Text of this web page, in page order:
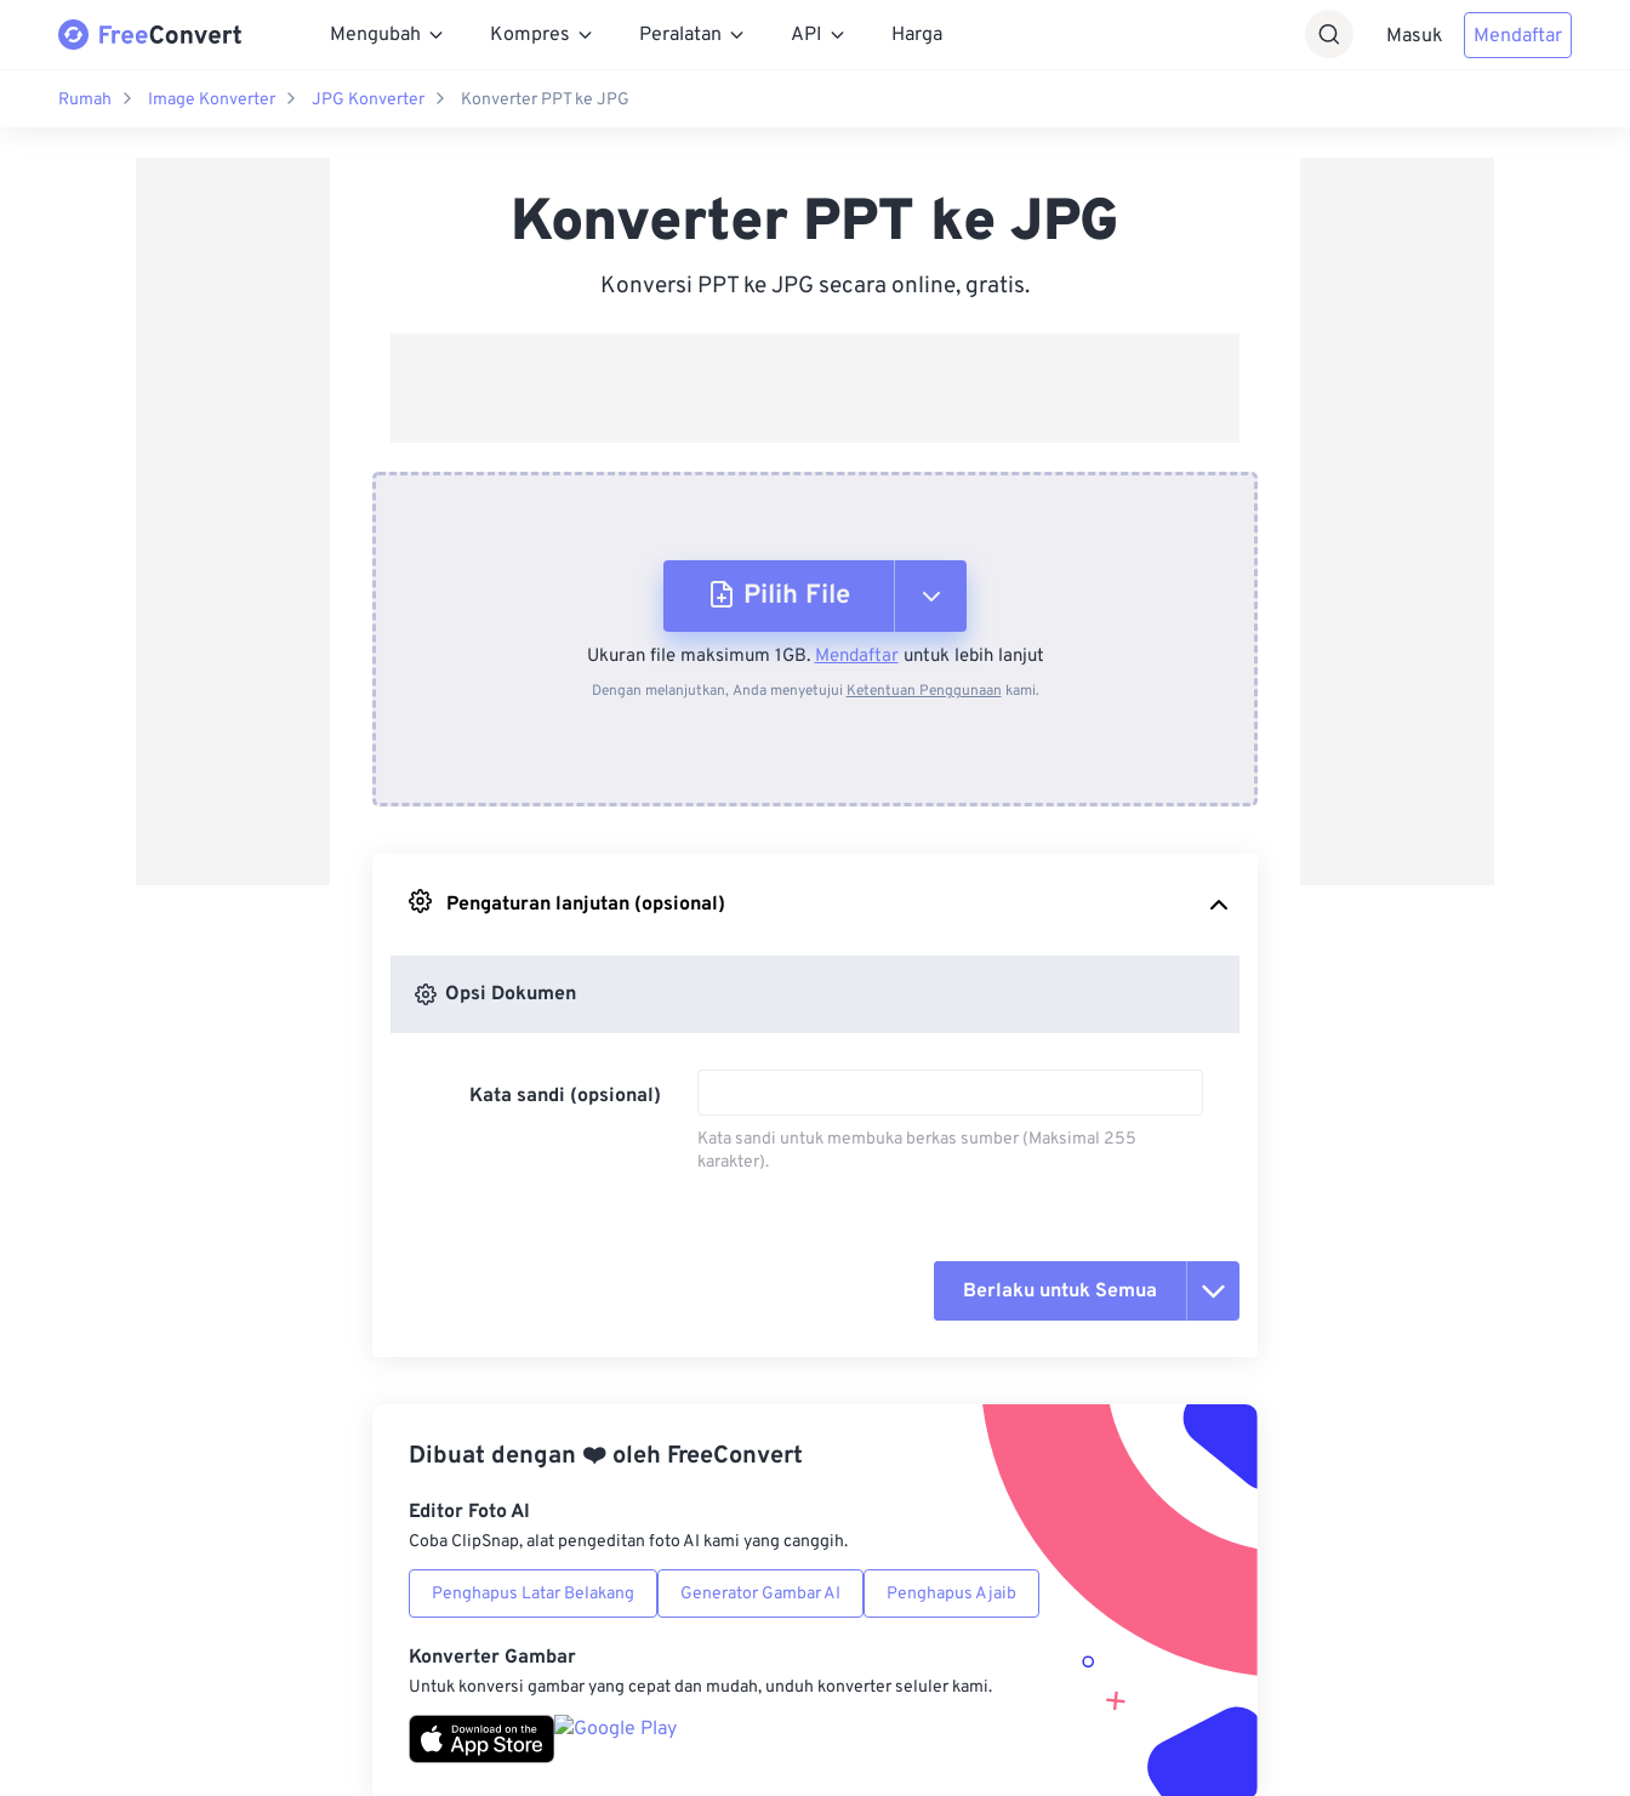
Mengubah Kompres Peralatan API Harga Masuk Mendaftar
Rumah Image Konverter JPG Konverter Konverter PPT ke JPG
Konverter PPT ke JPG
Konversi PPT ke JPG secara online, gratis.
Pilih File
Dari Perangkat
Ukuran file maksimum 1GB.Mendaftaruntuk lebih lanjut
Dengan melanjutkan, Anda menyetujui Ketentuan Penggunaan kami.
Pengaturan lanjutan (opsional)
Opsi Dokumen
Kata sandi (opsional)
Kata sandi untuk membuka berkas sumber (Maksimal 255
karakter).
Berlaku untuk Semua
Terapkan dari Preset
Simpan sebagai Preset
Dibuat dengan ❤️ oleh FreeConvert
Editor Foto AI
Coba ClipSnap, alat pengeditan foto AI kami yang canggih.
Penghapus Latar Belakang Generator Gambar AI Penghapus Ajaib
Konverter Gambar
Untuk konversi gambar yang cepat dan mudah, unduh konverter seluler kami.